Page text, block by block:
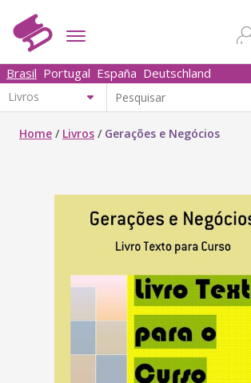
Brasil Portugal España Deutschland
Home / Livros / Gerações e Negócios